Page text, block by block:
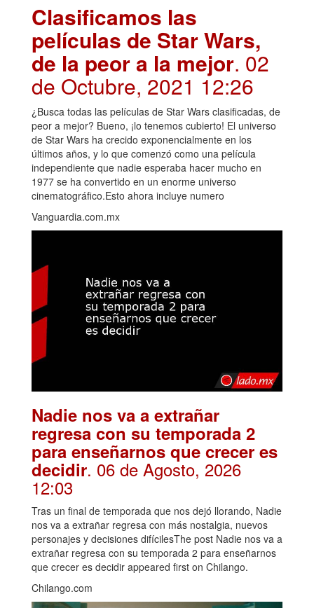
Clasificamos las
películas de Star Wars,
de la peor a la mejor. 02
de Octubre, 2021 12:26
¿Busca todas las películas de Star Wars clasificadas, de
peor a mejor? Bueno, ¡lo tenemos cubierto! El universo
de Star Wars ha crecido exponencialmente en los
últimos años, y lo que comenzó como una película
independiente que nadie esperaba hacer mucho en
1977 se ha convertido en un enorme universo
cinematográfico.Esto ahora incluye numero
Vanguardia.com.mx
Nadie nos va a extrañar
regresa con su temporada 2
para enseñarnos que crecer es
decidir. 06 de Agosto, 2026
12:03
Tras un final de temporada que nos dejó llorando, Nadie
nos va a extrañar regresa con más nostalgia, nuevos
personajes y decisiones difícilesThe post Nadie nos va a
extrañar regresa con su temporada 2 para enseñarnos
que crecer es decidir appeared first on Chilango.
Chilango.com